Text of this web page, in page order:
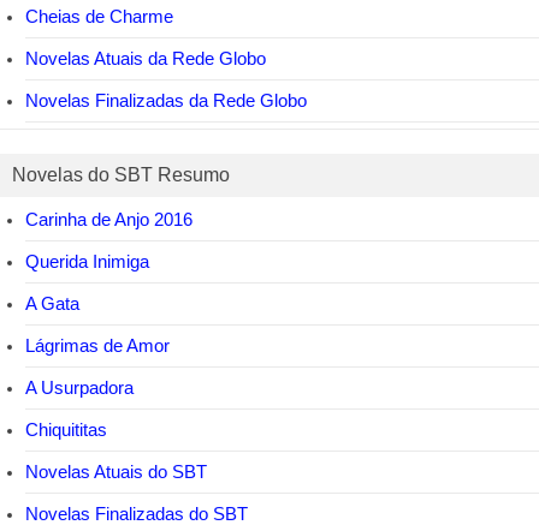
Cheias de Charme
Novelas Atuais da Rede Globo
Novelas Finalizadas da Rede Globo
Novelas do SBT Resumo
Carinha de Anjo 2016
Querida Inimiga
A Gata
Lágrimas de Amor
A Usurpadora
Chiquititas
Novelas Atuais do SBT
Novelas Finalizadas do SBT